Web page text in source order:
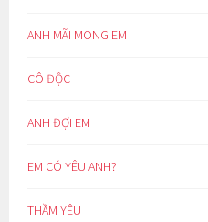
ANH MÃI MONG EM
CÔ ĐỘC
ANH ĐỢI EM
EM CÓ YÊU ANH?
THẦM YÊU